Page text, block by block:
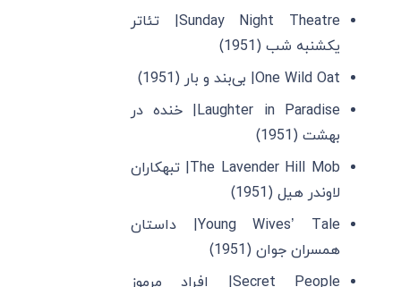
Sunday Night Theatre| تئاتر
یکشنبه شب (1951)
One Wild Oat| بی‌بند و بار (1951)
Laughter in Paradise| خنده در
بهشت (1951)
The Lavender Hill Mob| تبهکاران
لاوندر هیل (1951)
Young Wives’ Tale| داستان
همسران جوان (1951)
Secret People| افراد مرموز